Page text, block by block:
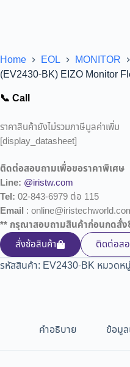
Home EOL MONITOR
(EV2430-BK) EIZO Monitor
📞 Call
ราคาสินค้ายังไม่รวมภาษีมูลค่าเพิ่ม
[display_datasheet]
ติดต่อสอบถามเพื่อขอราคาพิเศษ
Line: @iristw.com
Tel: 02-843-6979 ต่อ 115
Email :
** กรุณาสอบถามสินค้าก่อนกดสั่
สั่งซ้อสินค้า
ติดต่อส
รหัสสินค้า: EV2430-BK หมวดห
คำอธิบาย ข้อมู